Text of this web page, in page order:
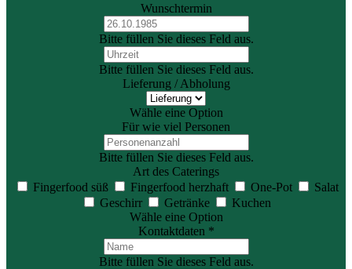
Wunschtermin
Bitte füllen Sie dieses Feld aus.
Bitte füllen Sie dieses Feld aus.
Lieferung / Abholung
Wähle eine Option
Für wie viel Personen
Bitte füllen Sie dieses Feld aus.
Art des Caterings
Fingerfood süß
Fingerfood herzhaft One-Pot
Salat
Geschirr
Getränke
Kuchen
Wähle eine Option
Kontaktdaten *
Bitte füllen Sie dieses Feld aus.